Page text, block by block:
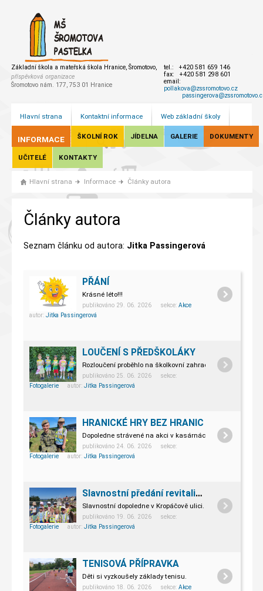
Základní škola a mateřská škola Hranice, Šromotovo,
příspěvková organizace
Šromotovo nám. 177, 753 01 Hranice
tel.: +420 581 659 146
fax: +420 581 298 601
email:
pollakova@zssromotovo.cz
Hlavní strana Kontaktní informace Web základní školy
INFORMACE ŠKOLNÍ ROK JÍDELNA GALERIE DOKUMENTY
UČITELÉ KONTAKTY
Hlavní strana Informace Články autora
Články autora
Seznam článku od autora: Jitka Passingerová
PŘÁNÍ
Krásné léto!!!
publikováno 29. 06. 2026 sekce: Akce
autor: Jitka Passingerová
LOUČENÍ S PŘEDŠKOLÁKY
Rozloučení proběhlo na školkovní zahradě a bylo plné
publikováno 25. 06. 2026 sekce:
Fotogalerie autor: Jitka Passingerová
HRANICKÉ HRY BEZ HRANIC
Dopoledne strávené na akci v kasárnách.
publikováno 24. 06. 2026 sekce:
Fotogalerie autor: Jitka Passingerová
Slavnostní předání revitalizovaného nábřeží
Slavnostní dopoledne v Kropáčově ulici.
publikováno 19. 06. 2026 sekce:
Fotogalerie autor: Jitka Passingerová
TENISOVÁ PŘÍPRAVKA
Děti si vyzkoušely základy tenisu.
publikováno 18. 06. 2026 sekce: Akce